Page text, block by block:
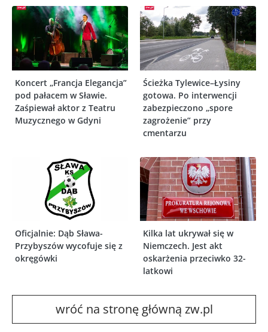
Koncert „Francja Elegancja”
pod pałacem w Sławie.
Zaśpiewał aktor z Teatru
Muzycznego w Gdyni
Ścieżka Tylewice–Łysiny
gotowa. Po interwencji
zabezpieczono „spore
zagrożenie” przy
cmentarzu
Oficjalnie: Dąb Sława-
Przybyszów wycofuje się z
okręgówki
Kilka lat ukrywał się w
Niemczech. Jest akt
oskarżenia przeciwko 32-
latkowi
wróć na stronę główną zw.pl